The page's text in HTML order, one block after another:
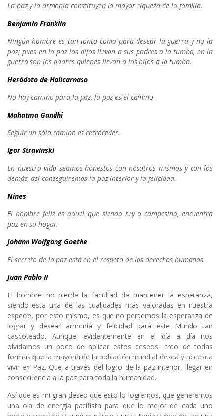
La paz y la armonía constituyen la mayor riqueza de la familia.
Benjamín Franklin
Ningún hombre es tan tonto como para desear la guerra y no la
paz; pues en la paz los hijos llevan a sus padres a la tumba, en la
guerra son los padres quienes llevan a los hijos a la tumba.
Heródoto de Halicarnaso
No hay camino para la paz, la paz es el camino.
Mahatma Gandhi
Seguir un sólo camino es retroceder.
Igor Stravinski
En nuestra vida seamos honestos con nosotros mismos y con los
demás, así conseguiremos la paz interior y la felicidad.
Nines
El hombre feliz es aquel que siendo rey o campesino, encuentra
paz en su hogar.
Johann Wolfgang Goethe
El secreto de la paz está en el respeto de los derechos humanos.
Juan Pablo II
El hombre no pierde la facultad de mantener la esperanza,
siendo esta una de las cualidades más valoradas en nuestra
especie, por esto mismo, es que no perdemos la esperanza de
lograr y desear armonía y felicidad para este Mundo tan
cascoteado. Aunque, evidentemente en el día a día nos
olvidamos un poco de aplicar estos deseos, creo de todas
formas que la mayoría de la población mundial desea y necesita
vivir en Paz. Que a través del logro de la paz interior, llegar en
consecuencia a la paz para toda la humanidad.
Así que es mi gran deseo que esto lo logremos, que generemos
una ola de energía pacifista para que lo mejor de cada uno